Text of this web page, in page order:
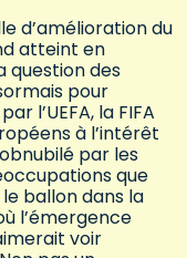
d’amélioration du
atteint en
question des
pour
l’UEFA, la FIFA
à l’intérêt
par les
que
ballon dans la
l’émergence
voir